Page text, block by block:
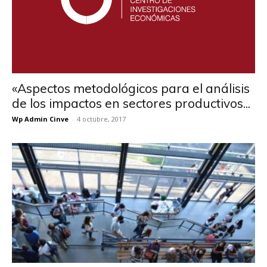
«Aspectos metodológicos para el análisis
de los impactos en sectores productivos...
Wp Admin Cinve - 4 octubre, 2017